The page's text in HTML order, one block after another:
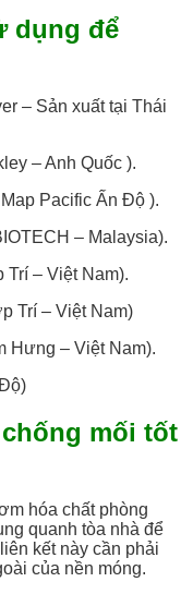
dụng để
– Sản xuất tại Thái
– Anh Quốc ).
Pacific Ấn Độ ).
– Malaysia).
Trí – Việt Nam).
Trí – Việt Nam)
Hưng – Việt Nam).
mối tốt
hóa chất phòng
quanh tòa nhà để
kết này cần phải
của nền móng.